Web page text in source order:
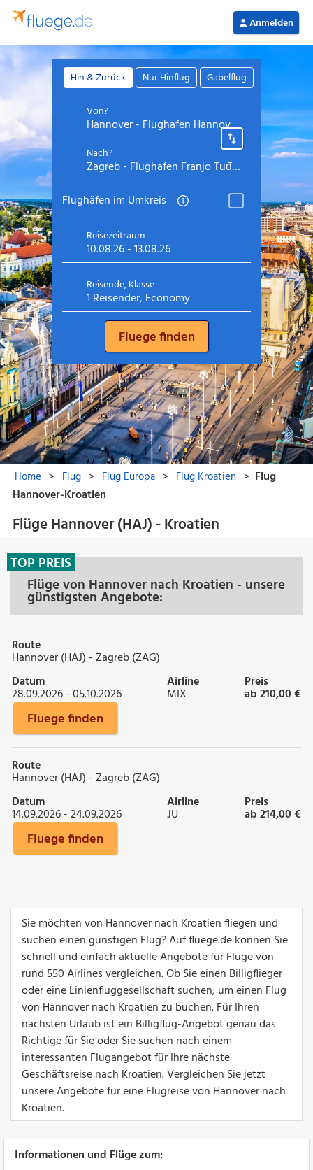
Flüge Hannover (HAJ) - Kroatien
Flüge von Hannover nach Kroatien - unsere
günstigsten Angebote:
TOP PREIS
Route
Hannover (HAJ) - Zagreb (ZAG)
Datum
28.09.2026 - 05.10.2026
Airline
MIX
Preis
ab 210,00 €
Fluege finden
Route
Hannover (HAJ) - Zagreb (ZAG)
Datum
14.09.2026 - 24.09.2026
Airline
JU
Preis
ab 214,00 €
Fluege finden
Sie möchten von Hannover nach Kroatien fliegen und
suchen einen günstigen Flug? Auf fluege.de können Sie
schnell und einfach aktuelle Angebote für Flüge von
rund 550 Airlines vergleichen. Ob Sie einen Billigflieger
oder eine Linienfluggesellschaft suchen, um einen Flug
von Hannover nach Kroatien zu buchen. Für Ihren
nächsten Urlaub ist ein Billigflug-Angebot genau das
Richtige für Sie oder Sie suchen nach einem
interessanten Flugangebot für Ihre nächste
Geschäftsreise nach Kroatien. Vergleichen Sie jetzt
unsere Angebote für eine Flugreise von Hannover nach
Kroatien.
Informationen und Flüge zum: